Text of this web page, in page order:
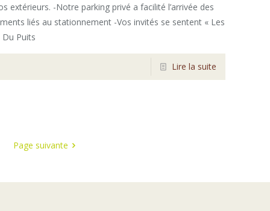
extérieurs. -Notre parking privé a facilité l’arrivée des
liés au stationnement -Vos invités se sentent « Les
Puits
Lire la suite
Page suivante